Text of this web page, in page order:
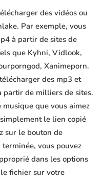
des vidéos ou
Par exemple, vous
à partir de sites de
que Kyhni, Vidlook,
Xanimeporn.
des mp3 et
de milliers de sites.
que vous aimez
le lien copié
sur le bouton de
vous pouvez
dans les options
fichier sur votre